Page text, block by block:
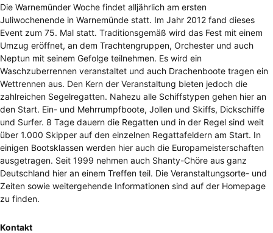
Die Warnemünder Woche findet alljährlich am ersten
Juliwochenende in Warnemünde statt. Im Jahr 2012 fand dieses
Event zum 75. Mal statt. Traditionsgemäß wird das Fest mit einem
Umzug eröffnet, an dem Trachtengruppen, Orchester und auch
Neptun mit seinem Gefolge teilnehmen. Es wird ein
Waschzuberrennen veranstaltet und auch Drachenboote tragen ein
Wettrennen aus. Den Kern der Veranstaltung bieten jedoch die
zahlreichen Segelregatten. Nahezu alle Schiffstypen gehen hier an
den Start. Ein- und Mehrrumpfboote, Jollen und Skiffs, Dickschiffe
und Surfer. 8 Tage dauern die Regatten und in der Regel sind weit
über 1.000 Skipper auf den einzelnen Regattafeldern am Start. In
einigen Bootsklassen werden hier auch die Europameisterschaften
ausgetragen. Seit 1999 nehmen auch Shanty-Chöre aus ganz
Deutschland hier an einem Treffen teil. Die Veranstaltungsorte- und
Zeiten sowie weitergehende Informationen sind auf der Homepage
zu finden.
Kontakt